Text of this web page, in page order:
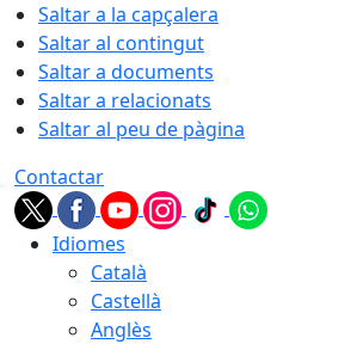
Saltar a la capçalera
Saltar al contingut
Saltar a documents
Saltar a relacionats
Saltar al peu de pàgina
Contactar
Idiomes
Català
Castellà
Anglès